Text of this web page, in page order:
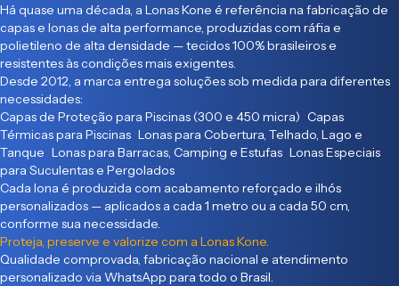
Há quase uma década, a Lonas Kone é referência na fabricação de
capas e lonas de alta performance, produzidas com ráfia e
polietileno de alta densidade — tecidos 100% brasileiros e
resistentes às condições mais exigentes.
Desde 2012, a marca entrega soluções sob medida para diferentes
necessidades:
Capas de Proteção para Piscinas (300 e 450 micra) Capas
Térmicas para Piscinas Lonas para Cobertura, Telhado, Lago e
Tanque Lonas para Barracas, Camping e Estufas Lonas Especiais
para Suculentas e Pergolados
Cada lona é produzida com acabamento reforçado e ilhós
personalizados — aplicados a cada 1 metro ou a cada 50 cm,
conforme sua necessidade.
Proteja, preserve e valorize com a Lonas Kone.
Qualidade comprovada, fabricação nacional e atendimento
personalizado via WhatsApp para todo o Brasil.